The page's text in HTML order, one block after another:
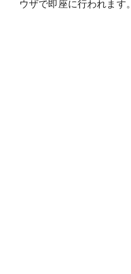
ウザで即座に行われます。